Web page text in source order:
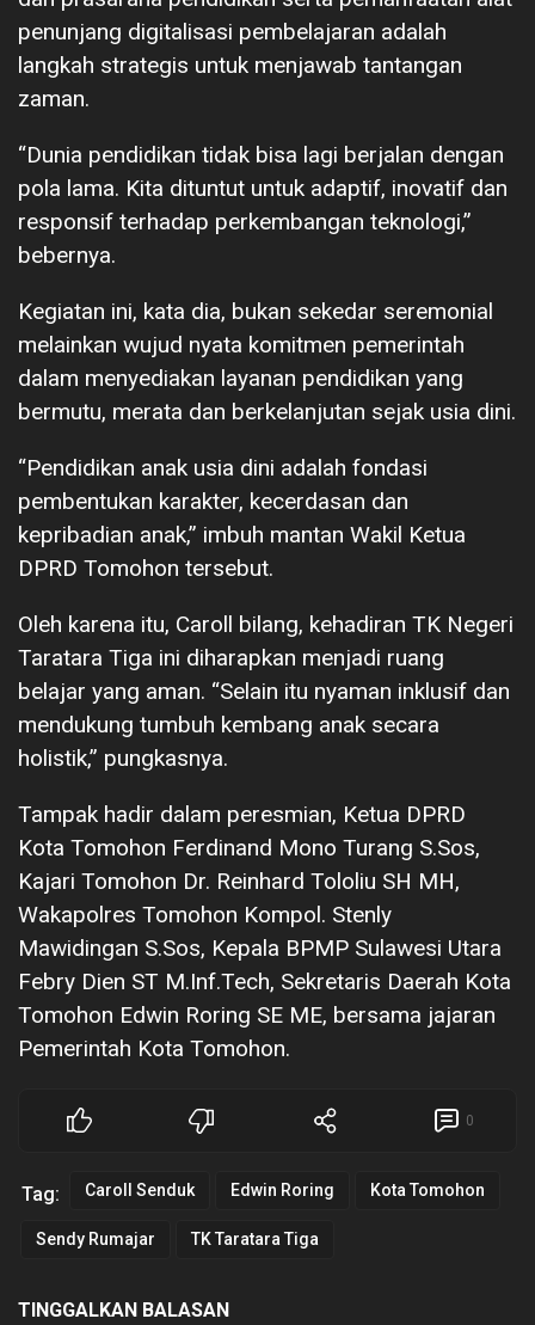
penunjang digitalisasi pembelajaran adalah
langkah strategis untuk menjawab tantangan
zaman.
“Dunia pendidikan tidak bisa lagi berjalan dengan
pola lama. Kita dituntut untuk adaptif, inovatif dan
responsif terhadap perkembangan teknologi,”
bebernya.
Kegiatan ini, kata dia, bukan sekedar seremonial
melainkan wujud nyata komitmen pemerintah
dalam menyediakan layanan pendidikan yang
bermutu, merata dan berkelanjutan sejak usia dini.
“Pendidikan anak usia dini adalah fondasi
pembentukan karakter, kecerdasan dan
kepribadian anak,” imbuh mantan Wakil Ketua
DPRD Tomohon tersebut.
Oleh karena itu, Caroll bilang, kehadiran TK Negeri
Taratara Tiga ini diharapkan menjadi ruang
belajar yang aman. “Selain itu nyaman inklusif dan
mendukung tumbuh kembang anak secara
holistik,” pungkasnya.
Tampak hadir dalam peresmian, Ketua DPRD
Kota Tomohon Ferdinand Mono Turang S.Sos,
Kajari Tomohon Dr. Reinhard Tololiu SH MH,
Wakapolres Tomohon Kompol. Stenly
Mawidingan S.Sos, Kepala BPMP Sulawesi Utara
Febry Dien ST M.Inf.Tech, Sekretaris Daerah Kota
Tomohon Edwin Roring SE ME, bersama jajaran
Pemerintah Kota Tomohon.
0
Tag: Caroll Senduk Edwin Roring Kota Tomohon
Sendy Rumajar TK Taratara Tiga
TINGGALKAN BALASAN